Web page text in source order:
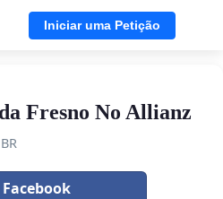
Iniciar uma Petição
Fresno No Allianz